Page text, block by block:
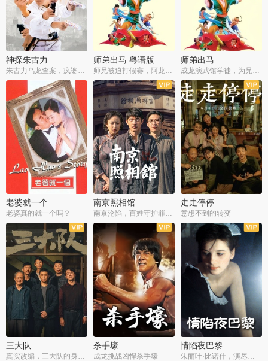
神探朱古力
朱古力乌龙查案，疯婆子神助攻
师弟出马 粤语版
师兄被迫打假赛，阿龙追查斗黑帮
师弟出马
成龙演武馆学徒，为兄搏命战黑道
老婆就一个
老婆真的就一个吗？
南京照相馆
南京沦陷，百姓守护罪证底片
走走停停
意想不到的转变
三大队 杀手壕
成龙挑战凶悍杀手壕
情陷夜巴黎